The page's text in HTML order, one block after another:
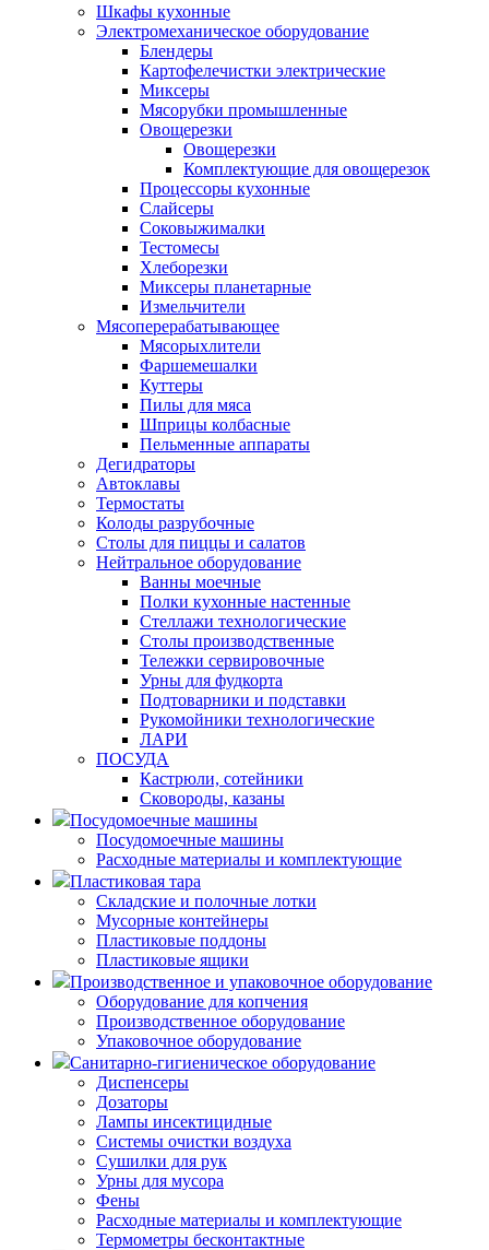
Шкафы кухонные
Электромеханическое оборудование
Блендеры
Картофелечистки электрические
Миксеры
Мясорубки промышленные
Овощерезки
Овощерезки
Комплектующие для овощерезок
Процессоры кухонные
Слайсеры
Соковыжималки
Тестомесы
Хлеборезки
Миксеры планетарные
Измельчители
Мясоперерабатывающее
Мясорыхлители
Фаршемешалки
Куттеры
Пилы для мяса
Шприцы колбасные
Пельменные аппараты
Дегидраторы
Автоклавы
Термостаты
Колоды разрубочные
Столы для пиццы и салатов
Нейтральное оборудование
Ванны моечные
Полки кухонные настенные
Стеллажи технологические
Столы производственные
Тележки сервировочные
Урны для фудкорта
Подтоварники и подставки
Рукомойники технологические
ЛАРИ
ПОСУДА
Кастрюли, сотейники
Сковороды, казаны
Посудомоечные машины
Посудомоечные машины
Расходные материалы и комплектующие
Пластиковая тара
Складские и полочные лотки
Мусорные контейнеры
Пластиковые поддоны
Пластиковые ящики
Производственное и упаковочное оборудование
Оборудование для копчения
Производственное оборудование
Упаковочное оборудование
Санитарно-гигиеническое оборудование
Диспенсеры
Дозаторы
Лампы инсектицидные
Системы очистки воздуха
Сушилки для рук
Урны для мусора
Фены
Расходные материалы и комплектующие
Термометры бесконтактные